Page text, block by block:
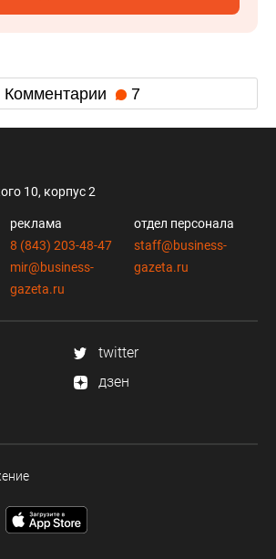
Комментарии 7
10, корпус 2
реклама
8 (843) 203-48-47
mir@business-
gazeta.ru
отдел персонала
staff@business-
gazeta.ru
twitter
дзен